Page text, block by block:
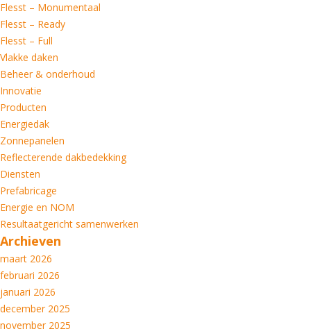
Flesst – Monumentaal
Flesst – Ready
Flesst – Full
Vlakke daken
Beheer & onderhoud
Innovatie
Producten
Energiedak
Zonnepanelen
Reflecterende dakbedekking
Diensten
Prefabricage
Energie en NOM
Resultaatgericht samenwerken
Archieven
maart 2026
februari 2026
januari 2026
december 2025
november 2025